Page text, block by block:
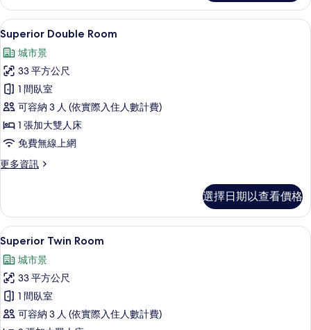
Room
的
詳
顯
示
Superior
Double
Room
的
所
有
相
Superior Double Room | 客房內保險
7
Superior Double Room
城市景
33 平方公尺
1 間臥室
可容納 3 人 (依實際入住人數計費)
1 張加大雙人床
免費無線上網
更多資訊
更
Room
的
詳
選擇日期以查看價格
顯
示
Superior
Twin
Room
的
客房內保險箱、遮光布/窗簾、免費無
9
Superior Twin Room
城市景
33 平方公尺
1 間臥室
可容納 3 人 (依實際入住人數計費)